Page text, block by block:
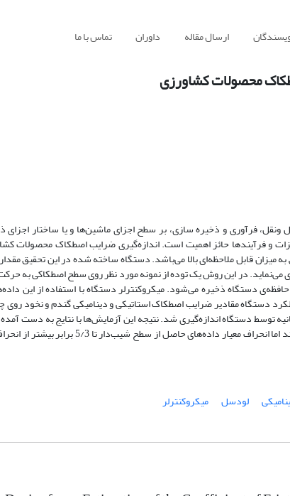
ارسال مقاله داوران تماس با ما
محصولات کشاورزی
فرآوری و ذخیره سازی، بر سطح اجزای ماشین‌ها‌ و یا ساختار اجزای
و فرآیندها حائز اهمیت است. اندازه‌گیری ضرایب اصطکاک محصولات
میزان قابل ملاحظه‌ای بالا می‌باشد. دستگاه ساخته شده در این تحقیق
در این روش یک توده از نمونه مورد نظر روی سطح اصطکاکی به
دستگاه ذخیره می‌شود. میکروکنترلر دستگاه با استفاده از این
دستگاه مقادیر ضرایب اصطکاک استاتیکی و دینامیکی گندم و نخود
ورق استیل در سه سرعت 05/0، 1/0 و 2/0 متر بر ثانیه توسط دستگاه اندازه‌گیری شد. نتیجه این آزمایش‌ها
مقایسه گردید. نتایج حاصل از دو روش به یکدیگر نزدیک
لودسل
میکروکنترلر